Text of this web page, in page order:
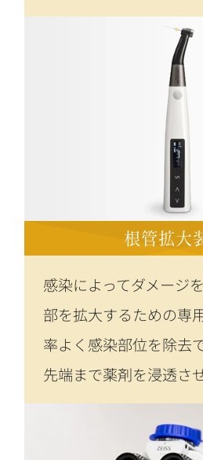
根管拡大
感染によってダメージ
部を拡大するための専
率よく感染部位を除去
先端まで薬剤を浸透さ